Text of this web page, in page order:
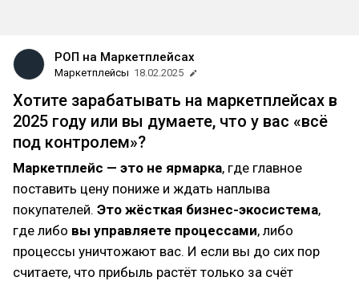
РОП на Маркетплейсах
Маркетплейсы 18.02.2025
Хотите зарабатывать на маркетплейсах в
2025 году или вы думаете, что у вас «всё
под контролем»?
Маркетплейс — это не ярмарка, где главное
поставить цену пониже и ждать наплыва
покупателей. Это жёсткая бизнес-экосистема,
где либо вы управляете процессами, либо
процессы уничтожают вас. И если вы до сих пор
считаете, что прибыль растёт только за счёт